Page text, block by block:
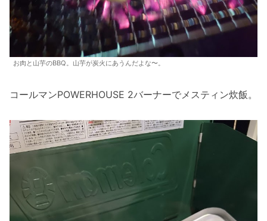
お肉と山芋のBBQ。山芋が炭火にあうんだよな〜。
コールマンPOWERHOUSE 2バーナーでメスティン炊飯。